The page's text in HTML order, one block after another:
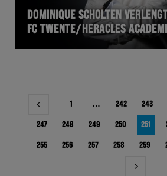
DOMINIQUE SCHOLTEN
FC TWENTE/HERACLES
Berichtnavigatie
1 … 242 243
247 248 249 250 251
255 256 257 258 259